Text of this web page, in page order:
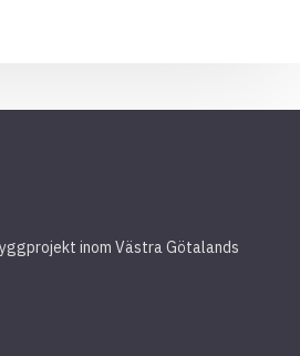
inom Västra Götalands